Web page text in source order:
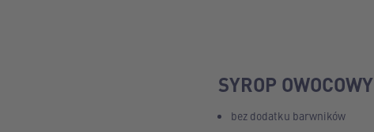
SYROP OWOCOWY
bez dodatku barwników